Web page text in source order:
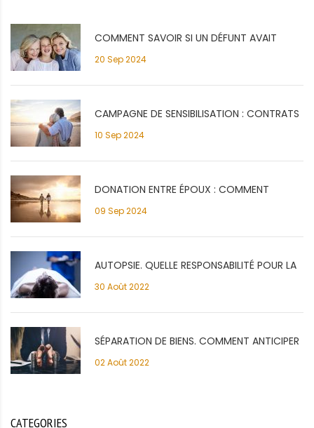
COMMENT SAVOIR SI UN DÉFUNT AVAIT
SOUSCRIT À CONTRAT OBSÈQUES?
20 Sep 2024
CAMPAGNE DE SENSIBILISATION : CONTRATS
OBSÈQUES
10 Sep 2024
DONATION ENTRE ÉPOUX : COMMENT
S’ORGANISER POUR PROTÉGER SON
09 Sep 2024
AUTOPSIE. QUELLE RESPONSABILITÉ POUR LA
FAMILLE ?
30 Août 2022
SÉPARATION DE BIENS. COMMENT ANTICIPER
LE DÉCÈS?
02 Août 2022
CATEGORIES